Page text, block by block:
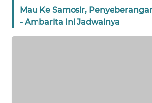
Mau Ke Samosir,
- Ambarita Ini Jadwalnya
SULTENG